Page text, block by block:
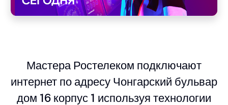
Мастера Ростелеком подключают
интернет по адресу Чонгарский бульвар
дом 16 корпус 1 используя технологии